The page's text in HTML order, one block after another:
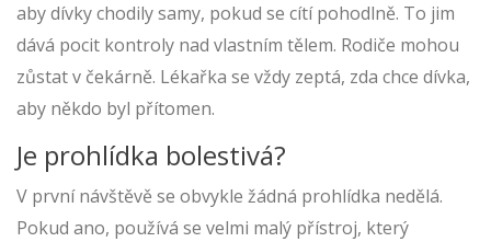
aby dívky chodily samy, pokud se cítí pohodlně. To jim
dává pocit kontroly nad vlastním tělem. Rodiče mohou
zůstat v čekárně. Lékařka se vždy zeptá, zda chce dívka,
aby někdo byl přítomen.
Je prohlídka bolestivá?
V první návštěvě se obvykle žádná prohlídka nedělá.
Pokud ano, používá se velmi malý přístroj, který